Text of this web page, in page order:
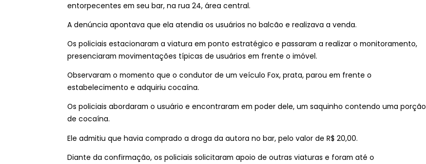
entorpecentes em seu bar, na rua 24, área central.
A denúncia apontava que ela atendia os usuários no balcão e realizava a venda.
Os policiais estacionaram a viatura em ponto estratégico e passaram a realizar o monitoramento,
presenciaram movimentações típicas de usuários em frente o imóvel.
Observaram o momento que o condutor de um veículo Fox, prata, parou em frente o
estabelecimento e adquiriu cocaína.
Os policiais abordaram o usuário e encontraram em poder dele, um saquinho contendo uma porção
de cocaína.
Ele admitiu que havia comprado a droga da autora no bar, pelo valor de R$ 20,00.
Diante da confirmação, os policiais solicitaram apoio de outras viaturas e foram até o